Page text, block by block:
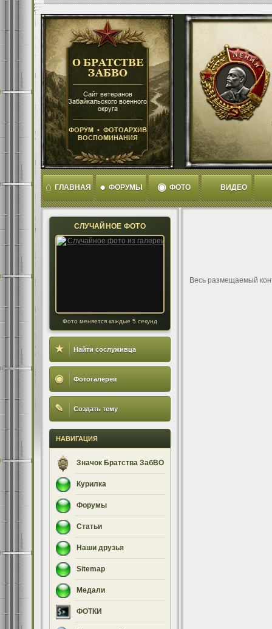
⌂ ГЛАВНАЯ ● ФОРУМЫ ◉ ФОТО ВИДЕО
СЛУЧАЙНОЕ ФОТО
Фото меняется каждые 5 секунд
★ Найти сослуживца
◉ Фотогалерея
✎ Создать тему
НАВИГАЦИЯ
Значок Братства ЗабВО
Курилка
Форумы
Статьи
Наши друзья
Sitemap
Медали
ФОТКИ
Весь размещаемый